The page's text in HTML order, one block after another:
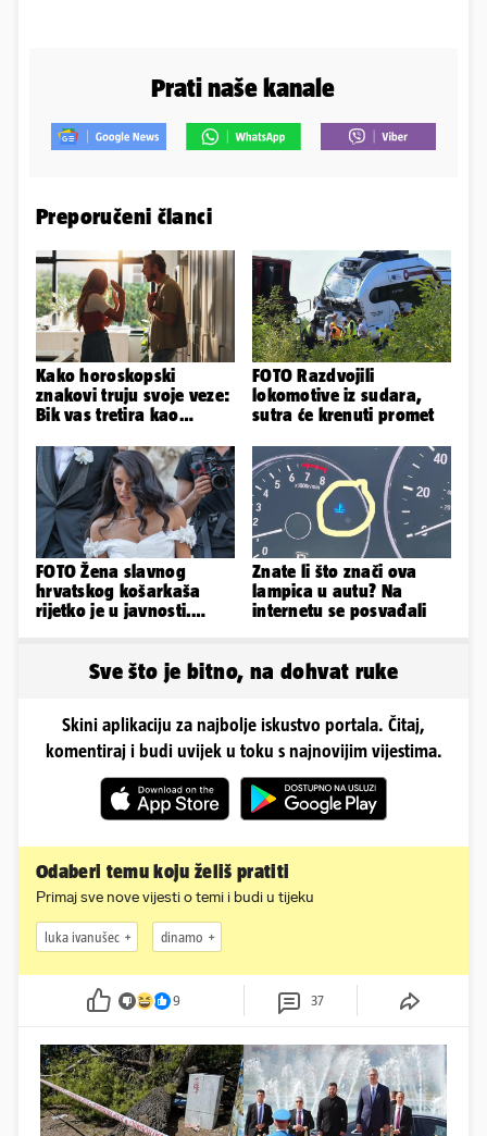
Prati naše kanale
Preporučeni članci
Kako horoskopski
znakovi truju svoje veze:
Bik vas tretira kao
ugovor
FOTO Razdvojili
lokomotive iz sudara,
sutra će krenuti promet
FOTO Žena slavnog
hrvatskog košarkaša
rijetko je u javnosti.
Znate li što znači ova
lampica u autu? Na
internetu se posvađali
Sve što je bitno, na dohvat ruke
Skini aplikaciju za najbolje iskustvo portala. Čitaj,
komentiraj i budi uvijek u toku s najnovijim vijestima.
Odaberi temu koju želiš pratiti
Primaj sve nove vijesti o temi i budi u tijeku
luka ivanušec dinamo
9 37